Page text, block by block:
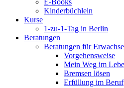
E-Books
Kinderbüchlein
Kurse
1-zu-1-Tag in Berlin
Beratungen
Beratungen für
Vorgehensweise
Mein Weg im
Bremsen lösen
Erfüllung im Beruf